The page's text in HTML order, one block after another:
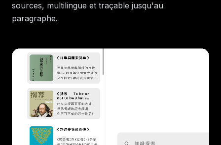
sources, multilingue et traçable jusqu'au
paragraphe.